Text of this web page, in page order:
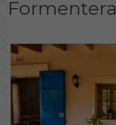
Formentera